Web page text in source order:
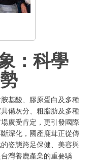
：科學
基酸、膠原蛋白及多種
備灰分、粗脂肪及多種
廣受肯定，更引發國際
深化，國產鹿茸正從傳
姿態跨足保健、美容與
灣養鹿產業的重要驕